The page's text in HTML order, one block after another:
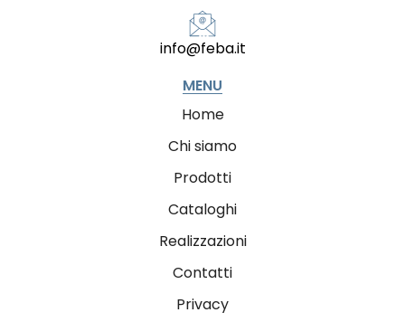
info@feba.it
MENU
Home
Chi siamo
Prodotti
Cataloghi
Realizzazioni
Contatti
Privacy